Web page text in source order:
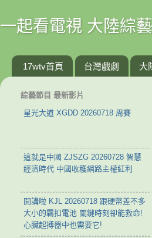
一起看電視 大陸綜
17wtv首頁 台灣戲劇 大
綜藝節目 最新影片
星光大道 XGDD 20260718 周賽
這就是中國 ZJSZG 20260728 智慧
經濟時代 中國收穫網路主權紅利
開講啦 KJL 20260718 跟硬幣差不多
大小的羈扣電池 關鍵時刻卻能救命!
心臟起搏器中也需要它!